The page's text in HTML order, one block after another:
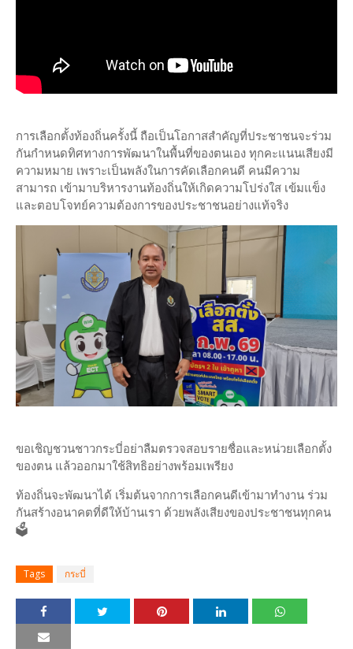
การเลือกตั้งท้องถิ่นครั้งนี้ ถือเป็นโอกาสสำคัญที่ประชาชนจะร่วม
กันกำหนดทิศทางการพัฒนาในพื้นที่ของตนเอง ทุกคะแนนเสียงมี
ความหมาย เพราะเป็นพลังในการคัดเลือกคนดี คนมีความ
สามารถ เข้ามาบริหารงานท้องถิ่นให้เกิดความโปร่งใส เข้มแข็ง
และตอบโจทย์ความต้องการของประชาชนอย่างแท้จริง
ขอเชิญชวนชาวกระบี่อย่าลืมตรวจสอบรายชื่อและหน่วยเลือกตั้ง
ของตน แล้วออกมาใช้สิทธิอย่างพร้อมเพรียง
ท้องถิ่นจะพัฒนาได้ เริ่มต้นจากการเลือกคนดีเข้ามาทำงาน ร่วม
กันสร้างอนาคตที่ดีให้บ้านเรา ด้วยพลังเสียงของประชาชนทุกคน
🗳️
Tags กระบี่